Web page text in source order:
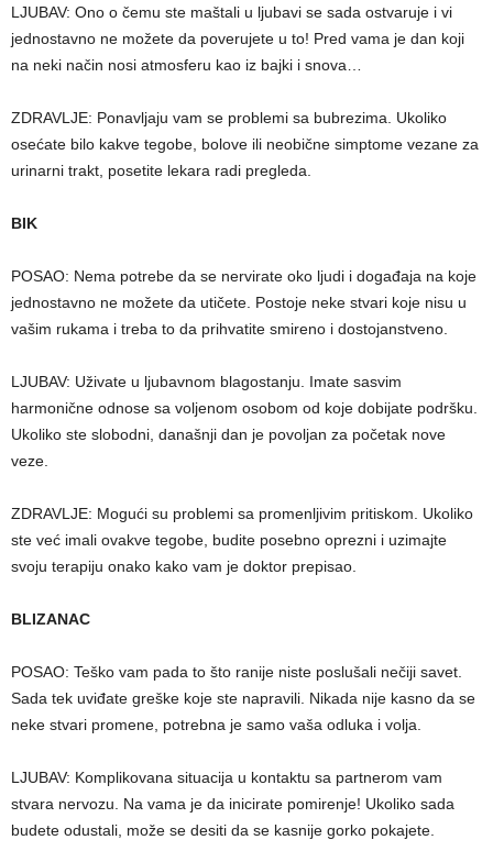
LJUBAV: Ono o čemu ste maštali u ljubavi se sada ostvaruje i vi
jednostavno ne možete da poverujete u to! Pred vama je dan koji
na neki način nosi atmosferu kao iz bajki i snova…
ZDRAVLJE: Ponavljaju vam se problemi sa bubrezima. Ukoliko
osećate bilo kakve tegobe, bolove ili neobične simptome vezane za
urinarni trakt, posetite lekara radi pregleda.
BIK
POSAO: Nema potrebe da se nervirate oko ljudi i događaja na koje
jednostavno ne možete da utičete. Postoje neke stvari koje nisu u
vašim rukama i treba to da prihvatite smireno i dostojanstveno.
LJUBAV: Uživate u ljubavnom blagostanju. Imate sasvim
harmonične odnose sa voljenom osobom od koje dobijate podršku.
Ukoliko ste slobodni, današnji dan je povoljan za početak nove
veze.
ZDRAVLJE: Mogući su problemi sa promenljivim pritiskom. Ukoliko
ste već imali ovakve tegobe, budite posebno oprezni i uzimajte
svoju terapiju onako kako vam je doktor prepisao.
BLIZANAC
POSAO: Teško vam pada to što ranije niste poslušali nečiji savet.
Sada tek uviđate greške koje ste napravili. Nikada nije kasno da se
neke stvari promene, potrebna je samo vaša odluka i volja.
LJUBAV: Komplikovana situacija u kontaktu sa partnerom vam
stvara nervozu. Na vama je da inicirate pomirenje! Ukoliko sada
budete odustali, može se desiti da se kasnije gorko pokajete.